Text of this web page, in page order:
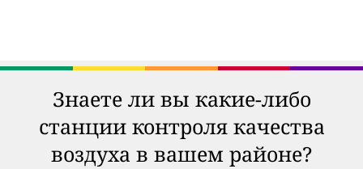
Знаете ли вы какие-либо
станции контроля качества
воздуха в вашем районе?